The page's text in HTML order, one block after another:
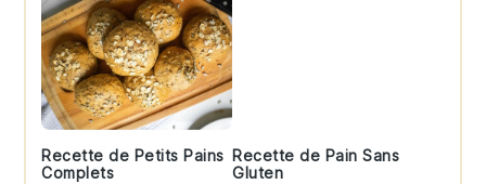
Recette de Petits Pains
Complets
Recette de Pain Sans
Gluten